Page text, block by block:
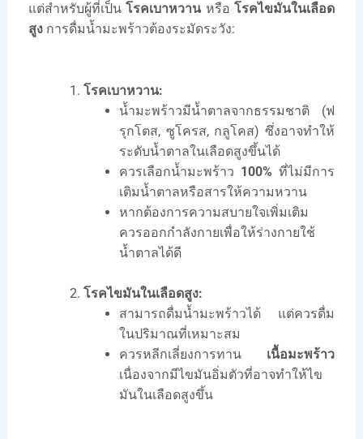
แต่สำหรับผู้ที่เป็นโรคเบาหวานหรือโรคไขมันในเลือด
สูงการดื่มน้ำมะพร้าวต้องระมัดระวัง:
โรคเบาหวาน:
น้ำมะพร้าวมีน้ำตาลจากธรรมชาติ (ฟ
รุกโตส, ซูโครส, กลูโคส) ซึ่งอาจทำให้
ระดับน้ำตาลในเลือดสูงขึ้นได้
ควรเลือกน้ำมะพร้าว 100% ที่ไม่มีการ
เติมน้ำตาลหรือสารให้ความหวาน
หากต้องการความสบายใจเพิ่มเติม
ควรออกกำลังกายเพื่อให้ร่างกายใช้
น้ำตาลได้ดี
โรคไขมันในเลือดสูง:
สามารถดื่มน้ำมะพร้าวได้ แต่ควรดื่ม
ในปริมาณที่เหมาะสม
ควรหลีกเลี่ยงการทาน เนื้อมะพร้าว
เนื่องจากมีไขมันอิ่มตัวที่อาจทำให้ไข
มันในเลือดสูงขึ้น